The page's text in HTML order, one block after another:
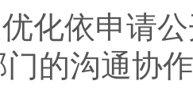
化依申请
的沟通协